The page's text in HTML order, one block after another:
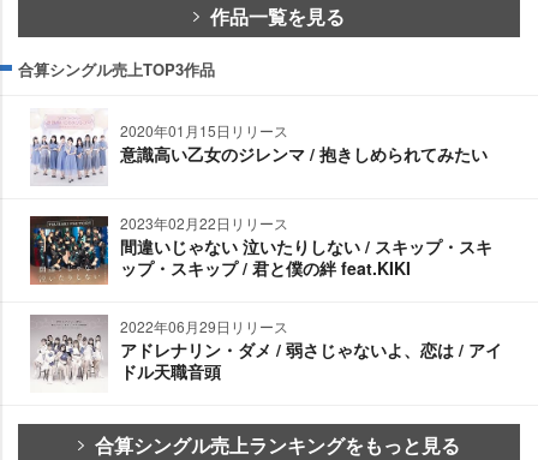
作品一覧を見る
合算シングル売上TOP3作品
2020年01月15日リリース
意識高い乙女のジレンマ / 抱きしめられてみたい
2023年02月22日リリース
間違いじゃない 泣いたりしない / スキップ・スキ
ップ・スキップ / 君と僕の絆 feat.KIKI
2022年06月29日リリース
アドレナリン・ダメ / 弱さじゃないよ、恋は / アイ
ドル天職音頭
合算シングル売上ランキングをもっと見る